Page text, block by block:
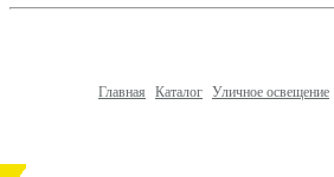
Главная Каталог Уличное освещение